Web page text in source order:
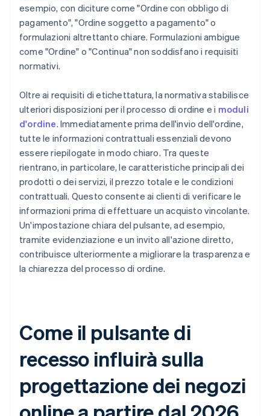
esempio, con diciture come "Ordine con obbligo di
pagamento", "Ordine soggetto a pagamento" o
formulazioni altrettanto chiare. Formulazioni ambigue
come "Ordine" o "Continua" non soddisfano i requisiti
normativi.
Oltre ai requisiti di etichettatura, la normativa stabilisce
ulteriori disposizioni per il processo di ordine e i moduli
d'ordine. Immediatamente prima dell'invio dell'ordine,
tutte le informazioni contrattuali essenziali devono
essere riepilogate in modo chiaro. Tra queste
rientrano, in particolare, le caratteristiche principali dei
prodotti o dei servizi, il prezzo totale e le condizioni
contrattuali. Questo consente ai clienti di verificare le
informazioni prima di effettuare un acquisto vincolante.
Un'impostazione chiara del pulsante, ad esempio,
tramite evidenziazione e un invito all'azione diretto,
contribuisce ulteriormente a migliorare la trasparenza e
la chiarezza del processo di ordine.
Come il pulsante di
recesso influirà sulla
progettazione dei negozi